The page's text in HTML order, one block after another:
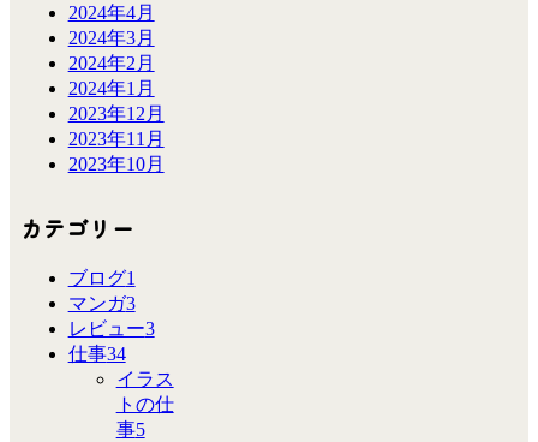
2024年4月
2024年3月
2024年2月
2024年1月
2023年12月
2023年11月
2023年10月
カテゴリー
ブログ1
マンガ3
レビュー3
仕事34
イラス
トの仕
事5